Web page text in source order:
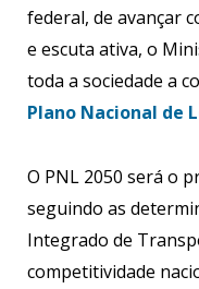
federal, de avançar
e escuta ativa, o
toda a sociedade a
Plano Nacional de
O PNL 2050 será o
seguindo as
Integrado de
competitividade